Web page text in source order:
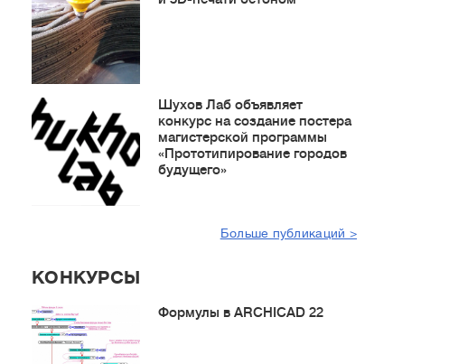
Шухов Лаб объявляет
конкурс на создание постера
магистерской программы
«Прототипирование городов
будущего»
Больше публикаций >
КОНКУРСЫ
Формулы в ARCHICAD 22